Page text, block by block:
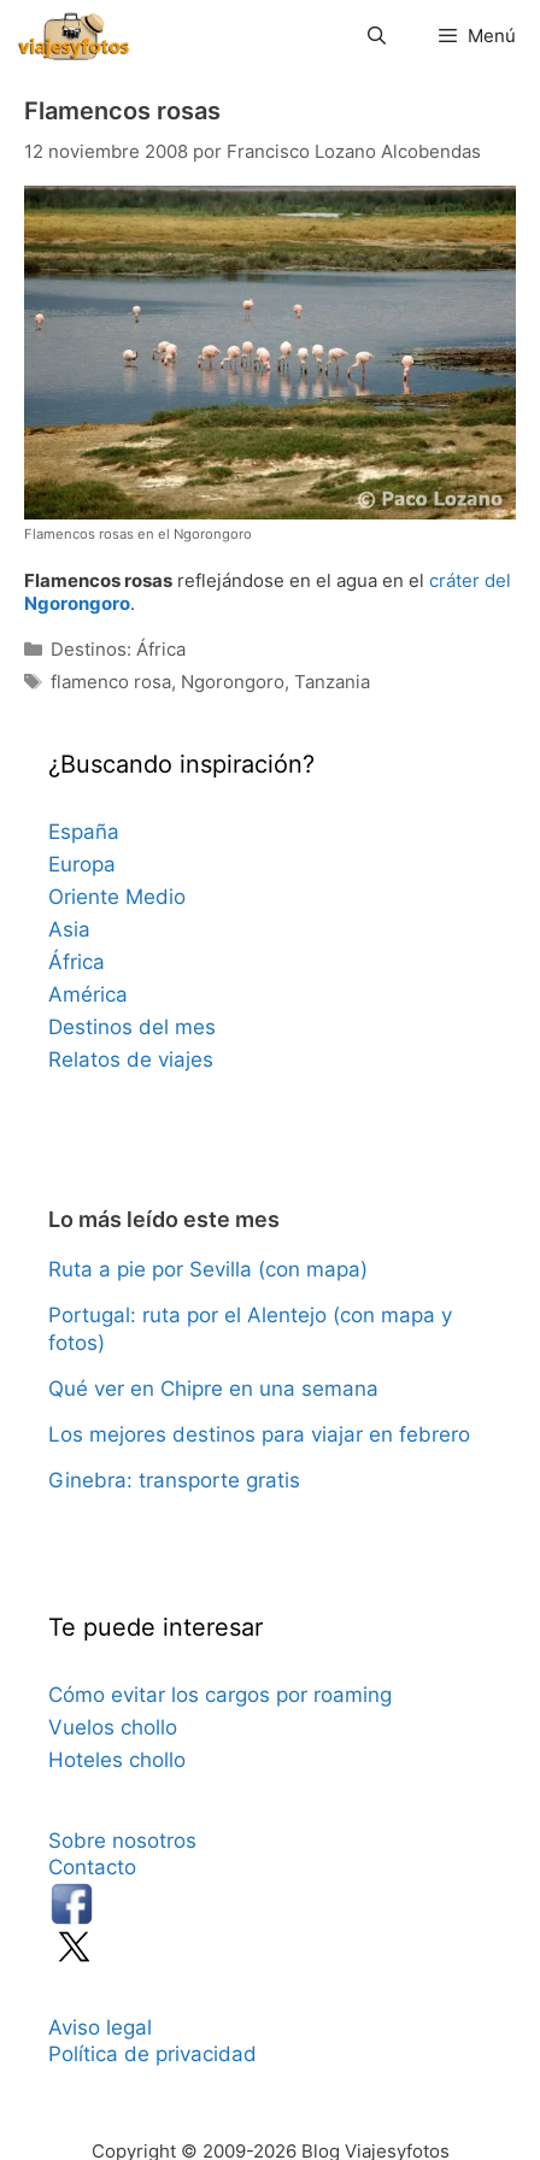
contenido
Menú
Flamencos rosas
12 noviembre 2008 por Francisco Lozano Alcobendas
Flamencos rosas en el Ngorongoro
Flamencos rosas reflejándose en el agua en el cráter del
Ngorongoro.
Categorías
Destinos: África
Etiquetas
flamenco rosa, Ngorongoro, Tanzania
¿Buscando inspiración?
España
Europa
Oriente Medio
Asia
África
América
Destinos del mes
Relatos de viajes
Lo más leído este mes
Ruta a pie por Sevilla (con mapa)
Portugal: ruta por el Alentejo (con mapa y
fotos)
Qué ver en Chipre en una semana
Los mejores destinos para viajar en febrero
Ginebra: transporte gratis
Te puede interesar
Cómo evitar los cargos por roaming
Vuelos chollo
Hoteles chollo
Sobre nosotros
Contacto
Aviso legal
Política de privacidad
Copyright © 2009-2026 Blog Viajesyfotos